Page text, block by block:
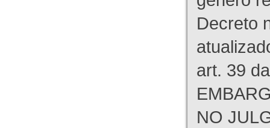
Decreto
art. 39
NO